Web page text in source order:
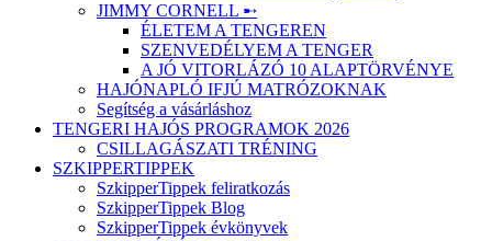
JIMMY CORNELL ➸
ÉLETEM A TENGEREN
SZENVEDÉLYEM A TENGER
A JÓ VITORLÁZÓ 10 ALAPTÖRVÉNYE
HAJÓNAPLÓ IFJÚ MATRÓZOKNAK
Segítség a vásárláshoz
TENGERI HAJÓS PROGRAMOK 2026
CSILLAGÁSZATI TRÉNING
SZKIPPERTIPPEK
SzkipperTippek feliratkozás
SzkipperTippek Blog
SzkipperTippek évkönyvek